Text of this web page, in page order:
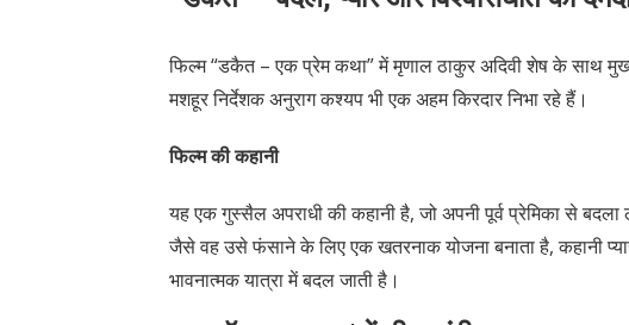
फिल्म “डकैत – एक प्रेम कथा” में मृणाल ठाकुर अदिवी शेष के साथ
मशहूर निर्देशक अनुराग कश्यप भी एक अहम किरदार निभा रहे हैं।
फिल्म की कहानी
यह एक गुस्सैल अपराधी की कहानी है, जो अपनी पूर्व प्रेमिका से
जैसे वह उसे फंसाने के लिए एक खतरनाक योजना बनाता है, कहानी
भावनात्मक यात्रा में बदल जाती है।